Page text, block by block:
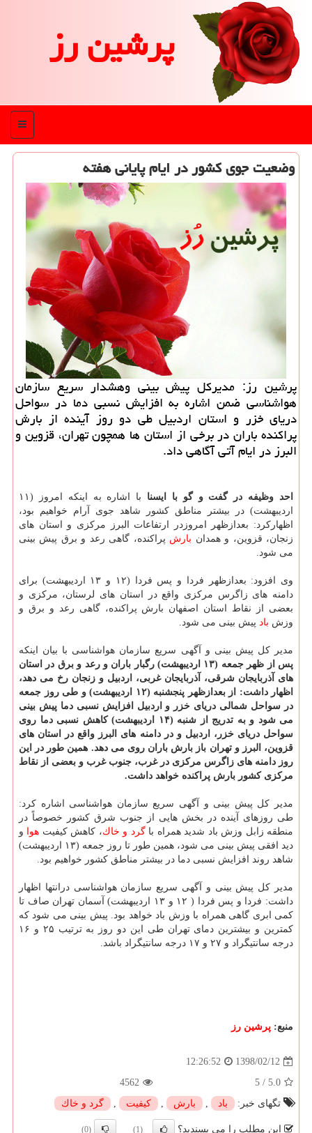
پرشین رز
منو
وضعیت جوی كشور در ایام پایانی هفته
پرشین رز: مدیركل پیش بینی وهشدار سریع سازمان
هواشناسی ضمن اشاره به افزایش نسبی دما در سواحل
دریای خزر و استان اردبیل طی دو روز آینده از بارش
پراكنده باران در برخی از استان ها همچون تهران، قزوین و
البرز در ایام آتی آگاهی داد.
احد وظیفه در گفت و گو با ایسنا
با اشاره به اینكه امروز (۱۱
اردیبهشت) در بیشتر مناطق كشور شاهد جوی آرام خواهیم بود،
اظهاركرد: بعدازظهر امروزدر ارتفاعات البرز مركزی و استان های
زنجان، قزوین، و همدان بارش پراكنده، گاهی رعد و برق پیش بینی
می شود.
وی افزود: بعدازظهر فردا و پس فردا (۱۲ و ۱۳ اردیبهشت) برای
دامنه های زاگرس مركزی واقع در استان های لرستان، مركزی و
بعضی از نقاط استان اصفهان بارش پراكنده، گاهی رعد و برق و
وزش باد پیش بینی می شود.
مدیر كل پیش بینی و آگهی سریع سازمان هواشناسی با بیان اینكه
پس از ظهر جمعه (۱۳ اردیبهشت) رگبار باران و رعد و برق در استان
های آذربایجان شرقی، آذربایجان غربی، اردبیل و زنجان رخ می دهد،
اظهار داشت: از بعدازظهر پنجشنبه (۱۲ اردیبهشت) و طی روز جمعه
در سواحل شمالی دریای خزر و اردبیل افزایش نسبی دما پیش بینی
می شود و به تدریج از شنبه (۱۴ اردیبهشت) كاهش نسبی دما روی
سواحل دریای خزر، اردبیل و در دامنه های البرز واقع در استان های
قزوین، البرز و تهران باز بارش باران روی می دهد. همین طور در این
روز دامنه های زاگرس مركزی در غرب، جنوب غرب و بعضی از نقاط
مركزی كشور بارش پراكنده خواهد داشت.
مدیر كل پیش بینی و آگهی سریع سازمان هواشناسی اشاره كرد:
طی روزهای آینده در بخش هایی از جنوب شرق كشور خصوصاً در
منطقه زابل وزش باد شدید همراه باگرد و خاك، كاهش كیفیت هوا و
دید افقی پیش بینی می شود، همین طور تا روز جمعه (۱۳ اردیبهشت)
شاهد روند افزایش نسبی دما در بیشتر مناطق كشور خواهیم بود.
مدیر كل پیش بینی و آگهی سریع سازمان هواشناسی درانتها اظهار
داشت: فردا و پس فردا ( ۱۲ و ۱۳ اردیبهشت) آسمان تهران صاف تا
كمی ابری گاهی همراه با وزش باد خواهد بود. پیش بینی می شود كه
كمترین و بیشترین دمای تهران طی این دو روز به ترتیب ۲۵ و ۱۶
درجه سانتیگراد و ۲۷ و ۱۷ درجه سانتیگراد باشد.
منبع: پرشین رز
1398/02/12
12:26:52
5.0
/
5
4562
تگهای خبر:
باد , بارش , كیفیت , گرد و خاك
این مطلب را می پسندید؟ (1)
(0)